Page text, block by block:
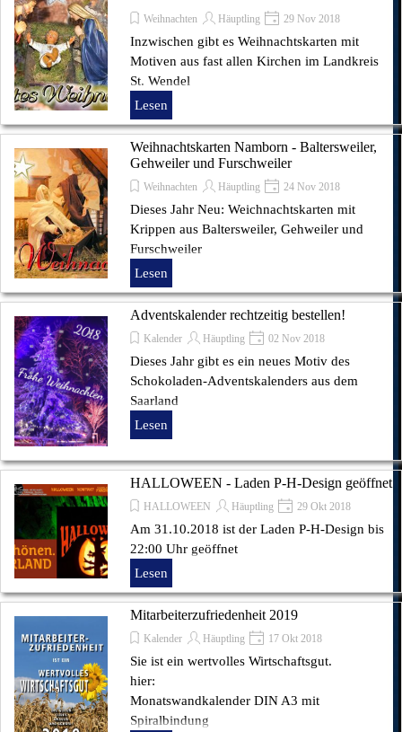
Weihnachten Häuptling 29 Nov 2018
Inzwischen gibt es Weihnachtskarten mit
Motiven aus fast allen Kirchen im Landkreis
St. Wendel
Lesen
Weihnachtskarten Namborn - Baltersweiler,
Gehweiler und Furschweiler
Weihnachten Häuptling 24 Nov 2018
Dieses Jahr Neu: Weichnachtskarten mit
Krippen aus Baltersweiler, Gehweiler und
Furschweiler
Lesen
Adventskalender rechtzeitig bestellen!
Kalender Häuptling 02 Nov 2018
Dieses Jahr gibt es ein neues Motiv des
Schokoladen-Adventskalenders aus dem
Saarland
Lesen
HALLOWEEN - Laden P-H-Design geöffnet
HALLOWEEN Häuptling 29 Okt 2018
Am 31.10.2018 ist der Laden P-H-Design bis
22:00 Uhr geöffnet
Lesen
Mitarbeiterzufriedenheit 2019
Kalender Häuptling 17 Okt 2018
Sie ist ein wertvolles Wirtschaftsgut.
hier:
Monatswandkalender DIN A3 mit
Spiralbindung